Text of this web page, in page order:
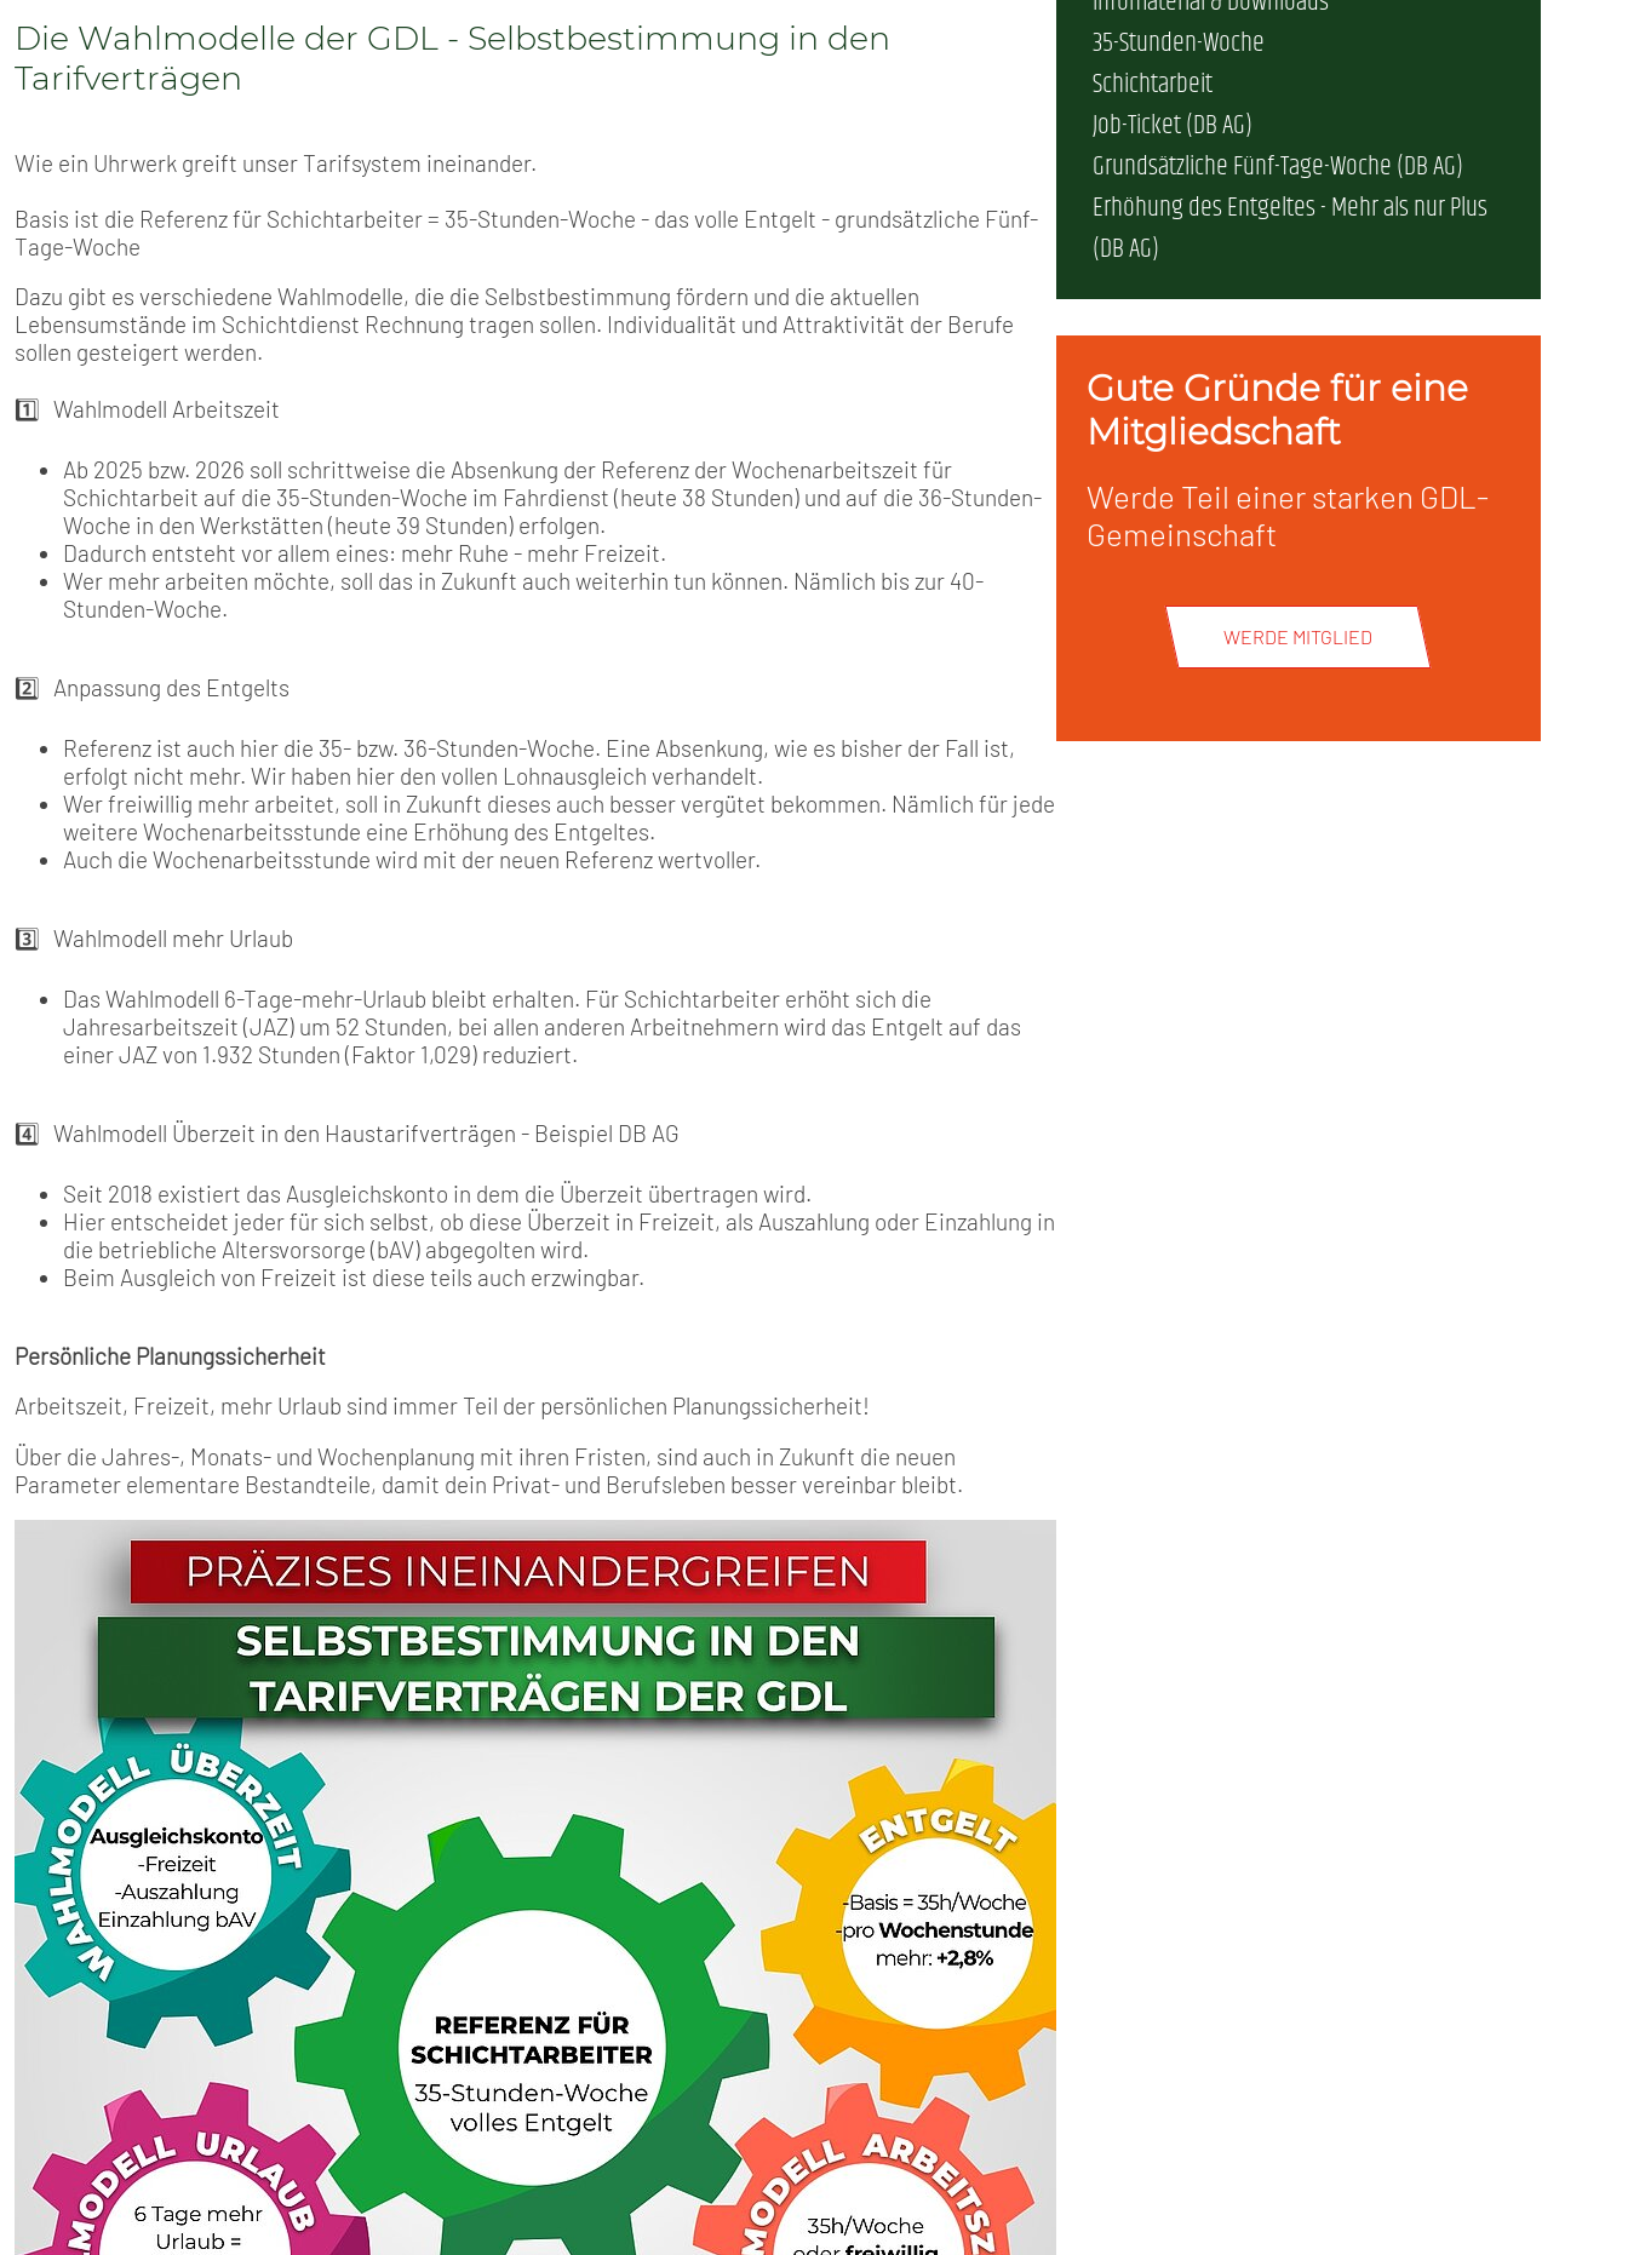
Positionen
Nord
Süd-West
Events & Termine
GDL-Jugend Winter (Ski-Meisterschaft)
Arbeitskreis Seniorenpolitik
TARIF
Schichtarbeit
Grundsätzliche Fünf-Tage-Woche (DB AG)
Erhöhung des Entgeltes - Mehr als nur Plus (DB AG)
SERVICE
Berufshaftpflicht
Familien- und Wohnungsrechtsschutz
Freizeit- und Unfallversicherung
Ratgeber & Downloads
Werbemittel
MITGLIEDSCHAFT
Mitgliedsbeiträge
PRESSE
Die Wahlmodelle der GDL - Selbstbestimmung in den
Tarifverträgen
Wie ein Uhrwerk greift unser Tarifsystem ineinander.
Basis ist die Referenz für Schichtarbeiter = 35-Stunden-Woche - das volle Entgelt - grundsätzliche Fünf-
Tage-Woche
Dazu gibt es verschiedene Wahlmodelle, die die Selbstbestimmung fördern und die aktuellen
Lebensumstände im Schichtdienst Rechnung tragen sollen. Individualität und Attraktivität der Berufe
sollen gesteigert werden.
1️⃣ Wahlmodell Arbeitszeit
Ab 2025 bzw. 2026 soll schrittweise die Absenkung der Referenz der Wochenarbeitszeit für
Schichtarbeit auf die 35-Stunden-Woche im Fahrdienst (heute 38 Stunden) und auf die 36-Stunden-
Woche in den Werkstätten (heute 39 Stunden) erfolgen.
Dadurch entsteht vor allem eines: mehr Ruhe - mehr Freizeit.
Wer mehr arbeiten möchte, soll das in Zukunft auch weiterhin tun können. Nämlich bis zur 40-
Stunden-Woche.
2️⃣ Anpassung des Entgelts
Referenz ist auch hier die 35- bzw. 36-Stunden-Woche. Eine Absenkung, wie es bisher der Fall ist,
erfolgt nicht mehr. Wir haben hier den vollen Lohnausgleich verhandelt.
Wer freiwillig mehr arbeitet, soll in Zukunft dieses auch besser vergütet bekommen. Nämlich für jede
weitere Wochenarbeitsstunde eine Erhöhung des Entgeltes.
Auch die Wochenarbeitsstunde wird mit der neuen Referenz wertvoller.
3️⃣ Wahlmodell mehr Urlaub
Das Wahlmodell 6-Tage-mehr-Urlaub bleibt erhalten. Für Schichtarbeiter erhöht sich die
Jahresarbeitszeit (JAZ) um 52 Stunden, bei allen anderen Arbeitnehmern wird das Entgelt auf das
einer JAZ von 1.932 Stunden (Faktor 1,029) reduziert.
4️⃣ Wahlmodell Überzeit in den Haustarifverträgen - Beispiel DB AG
Seit 2018 existiert das Ausgleichskonto in dem die Überzeit übertragen wird.
Hier entscheidet jeder für sich selbst, ob diese Überzeit in Freizeit, als Auszahlung oder Einzahlung in
die betriebliche Altersvorsorge (bAV) abgegolten wird.
Beim Ausgleich von Freizeit ist diese teils auch erzwingbar.
Persönliche Planungssicherheit
Arbeitszeit, Freizeit, mehr Urlaub sind immer Teil der persönlichen Planungssicherheit!
Über die Jahres-, Monats- und Wochenplanung mit ihren Fristen, sind auch in Zukunft die neuen
Parameter elementare Bestandteile, damit dein Privat- und Berufsleben besser vereinbar bleibt.
35-Stunden-Woche
Schichtarbeit
Job-Ticket (DB AG)
Grundsätzliche Fünf-Tage-Woche (DB AG)
Erhöhung des Entgeltes - Mehr als nur Plus
(DB AG)
Gute Gründe für eine
Mitgliedschaft
Werde Teil einer starken GDL-
Gemeinschaft
WERDE MITGLIED